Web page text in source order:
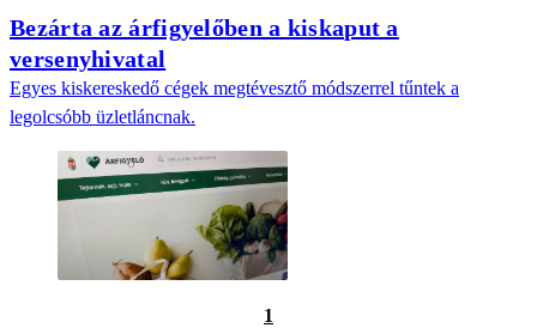
Bezárta az árfigyelőben a kiskaput a
versenyhivatal
Egyes kiskereskedő cégek megtévesztő módszerrel tűntek a
legolcsóbb üzletláncnak.
1